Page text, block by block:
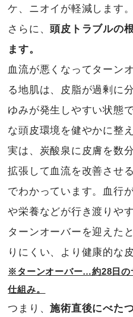
ケ、ニオイが軽減します。
さらに、頭皮トラブルの
ます。
血流が悪くなってターン
る地肌は、皮脂が過剰に
ゆみが発生しやすい状態
な頭皮環境を健やかに整
実は、炭酸泉に皮膚を数
拡張して血流を改善させ
でわかっています。血行
や栄養などが行き渡りや
ターンオーバーを迎えた
りにくい、より健康的な
※ターンオーバー…約28日の
仕組み。
つまり、施術直後にべた